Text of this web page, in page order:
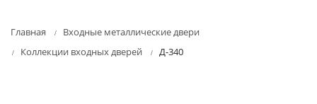
Главная
Входные металлические двери
Коллекции входных дверей
Д-340